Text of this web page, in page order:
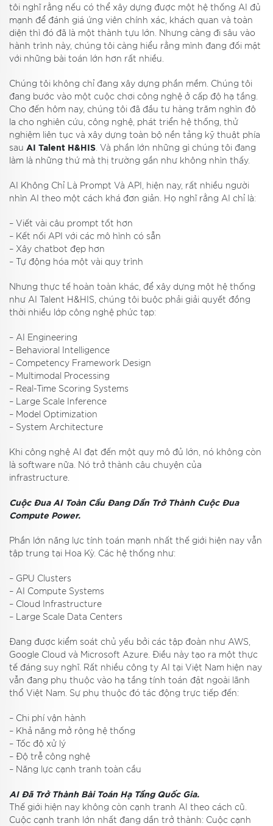
tôi nghĩ rằng nếu có thể xây dựng được một hệ thống AI đủ
mạnh để đánh giá ứng viên chính xác, khách quan và toàn
diện thì đó đã là một thành tựu lớn. Nhưng càng đi sâu vào
hành trình này, chúng tôi càng hiểu rằng mình đang đối mặt
với những bài toán lớn hơn rất nhiều.
Chúng tôi không chỉ đang xây dựng phần mềm. Chúng tôi
đang bước vào một cuộc chơi công nghệ ở cấp độ hạ tầng.
Cho đến hôm nay, chúng tôi đã đầu tư hàng trăm nghìn đô
la cho nghiên cứu, công nghệ, phát triển hệ thống, thử
nghiệm liên tục và xây dựng toàn bộ nền tảng kỹ thuật phía
sau AI Talent H&HIS. Và phần lớn những gì chúng tôi đang
làm là những thứ mà thị trường gần như không nhìn thấy.
AI Không Chỉ Là Prompt Và API, hiện nay, rất nhiều người
nhìn AI theo một cách khá đơn giản. Họ nghĩ rằng AI chỉ là:
– Viết vài câu prompt tốt hơn
– Kết nối API với các mô hình có sẵn
– Xây chatbot đẹp hơn
– Tự động hóa một vài quy trình
Nhưng thực tế hoàn toàn khác, để xây dựng một hệ thống
như AI Talent H&HIS, chúng tôi buộc phải giải quyết đồng
thời nhiều lớp công nghệ phức tạp:
– AI Engineering
– Behavioral Intelligence
– Competency Framework Design
– Multimodal Processing
– Real-Time Scoring Systems
– Large Scale Inference
– Model Optimization
– System Architecture
Khi công nghệ AI đạt đến một quy mô đủ lớn, nó không còn
là software nữa. Nó trở thành câu chuyện của
infrastructure.
Cuộc Đua AI Toàn Cầu Đang Dần Trở Thành Cuộc Đua
Compute Power.
Phần lớn năng lực tính toán mạnh nhất thế giới hiện nay vẫn
tập trung tại Hoa Kỳ. Các hệ thống như:
– GPU Clusters
– AI Compute Systems
– Cloud Infrastructure
– Large Scale Data Centers
Đang được kiểm soát chủ yếu bởi các tập đoàn như AWS,
Google Cloud và Microsoft Azure. Điều này tạo ra một thực
tế đáng suy nghĩ. Rất nhiều công ty AI tại Việt Nam hiện nay
vẫn đang phụ thuộc vào hạ tầng tính toán đặt ngoài lãnh
thổ Việt Nam. Sự phụ thuộc đó tác động trực tiếp đến:
– Chi phí vận hành
– Khả năng mở rộng hệ thống
– Tốc độ xử lý
– Độ trễ công nghệ
– Năng lực cạnh tranh toàn cầu
AI Đã Trở Thành Bài Toán Hạ Tầng Quốc Gia.
Thế giới hiện nay không còn cạnh tranh AI theo cách cũ.
Cuộc cạnh tranh lớn nhất đang dần trở thành: Cuộc cạnh